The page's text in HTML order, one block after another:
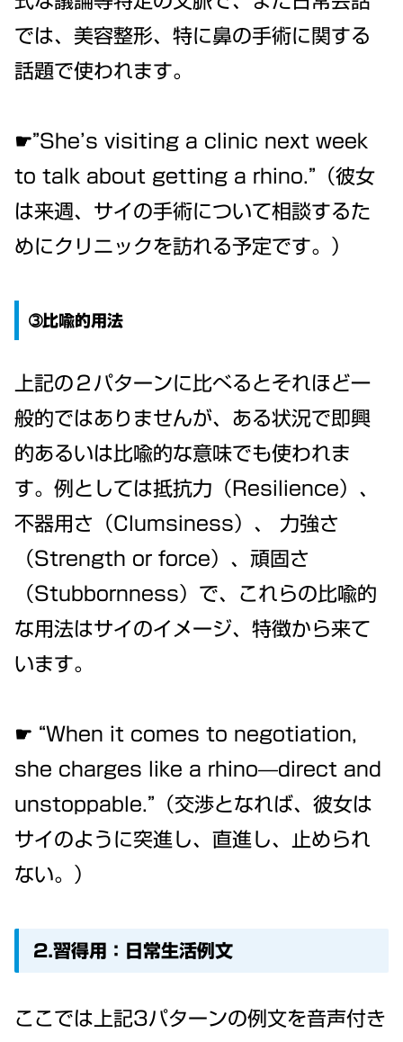
では、美容整形、特に鼻の手術に関する
話題で使われます。
☛”She’s visiting a clinic next week
to talk about getting a rhino.”（彼女
は来週、サイの手術について相談するた
めにクリニックを訪れる予定です。）
➂比喩的用法
上記の２パターンに比べるとそれほど一
般的ではありませんが、ある状況で即興
的あるいは比喩的な意味でも使われま
す。例としては抵抗力（Resilience）、
不器用さ（Clumsiness）、 力強さ
（Strength or force）、頑固さ
（Stubbornness）で、これらの比喩的
な用法はサイのイメージ、特徴から来て
います。
☛ “When it comes to negotiation,
she charges like a rhino—direct and
unstoppable.”（交渉となれば、彼女は
サイのように突進し、直進し、止められ
ない。）
2.習得用：日常生活例文
ここでは上記3パターンの例文を音声付き